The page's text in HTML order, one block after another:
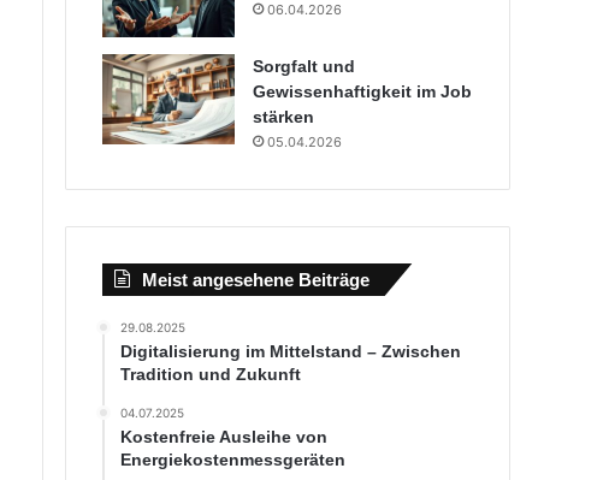
06.04.2026
Sorgfalt und
Gewissenhaftigkeit im Job
stärken
05.04.2026
Meist angesehene Beiträge
29.08.2025
Digitalisierung im Mittelstand – Zwischen
Tradition und Zukunft
04.07.2025
Kostenfreie Ausleihe von
Energiekostenmessgeräten